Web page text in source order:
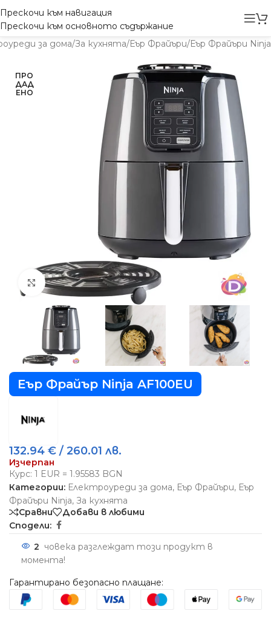
Прескочи към навигация
Прескочи към основното съдържание
за дома/За кухнята/Еър Фрайъри/Еър Фрайъри Ninja
ПРО
ДАД
ЕНО
Виж повече
Еър Фрайър Ninja AF100EU
132.94 € / 260.01 лв.
Изчерпан
Курс: 1 EUR = 1.95583 BGN
Категории: Електроуреди за дома, Еър Фрайъри, Еър
Фрайъри Ninja, За кухнята
Сравни
Добави в любими
Сподели:
2 човека разглеждат този продукт в
момента!
Гарантирано безопасно плащане: